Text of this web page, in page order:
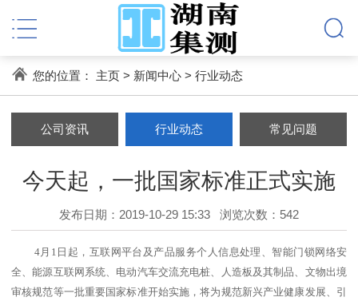
您的位置： 主页> 新闻中心> 行业动态
公司资讯 行业动态 常见问题
今天起，一批国家标准正式实施
发布日期：2019-10-29 15:33 浏览次数： 542
4月1日起，互联网平台及产品服务个人信息处理、智能门锁网络安
全、能源互联网系统、电动汽车交流充电桩、人造板及其制品、文物出境
审核规范等一批重要国家标准开始实施，将为规范新兴产业健康发展、引